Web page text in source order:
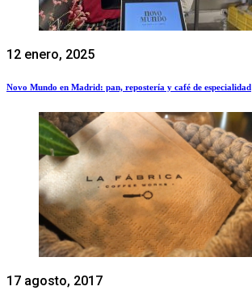
12 enero, 2025
Novo Mundo en Madrid: pan, repostería y café de especialidad
17 agosto, 2017